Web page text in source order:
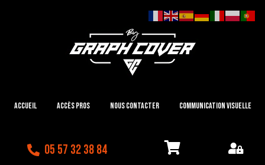
Accueil Accès Pros Nous contacter Communication visuelle
05 57 32 38 84